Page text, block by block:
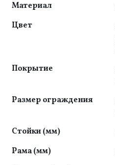
Материал
Цвет
Покрытие
Размер ограждения
Стойки (мм)
Рама (мм)